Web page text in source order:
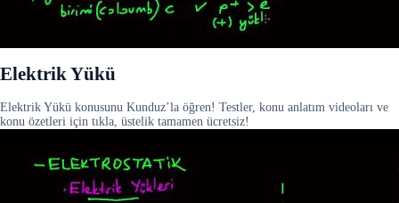
Elektrik Yükü
Elektrik Yükü konusunu Kunduz’la öğren! Testler, konu anlatım videoları ve
konu özetleri için tıkla, üstelik tamamen ücretsiz!